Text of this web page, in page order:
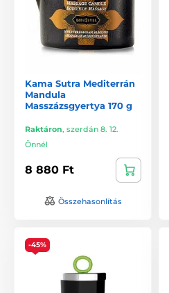
Kama Sutra Mediterrán
Mandula
Masszázsgyertya 170 g
Raktáron, szerdán 8. 12.
Önnél
8 880 Ft
Összehasonlítás
-45%